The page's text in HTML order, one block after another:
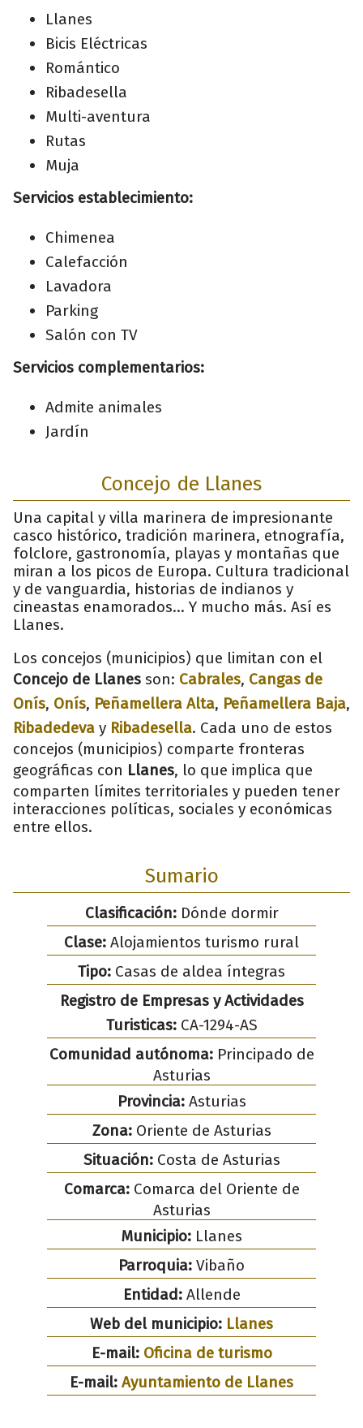
Llanes
Bicis Eléctricas
Romántico
Ribadesella
Multi-aventura
Rutas
Muja
Servicios establecimiento:
Chimenea
Calefacción
Lavadora
Parking
Salón con TV
Servicios complementarios:
Admite animales
Jardín
Concejo de Llanes
Una capital y villa marinera de impresionante
casco histórico, tradición marinera, etnografía,
folclore, gastronomía, playas y montañas que
miran a los picos de Europa. Cultura tradicional
y de vanguardia, historias de indianos y
cineastas enamorados... Y mucho más. Así es
Llanes.
Los concejos (municipios) que limitan con el
Concejo de Llanes son: Cabrales, Cangas de
Onís, Onís, Peñamellera Alta, Peñamellera Baja,
Ribadedeva y Ribadesella. Cada uno de estos
concejos (municipios) comparte fronteras
geográficas con Llanes, lo que implica que
comparten límites territoriales y pueden tener
interacciones políticas, sociales y económicas
entre ellos.
Sumario
Clasificación:Dónde dormir
Clase: Alojamientos turismo rural
Tipo: Casas de aldea íntegras
Registro de Empresas y Actividades
Turisticas:CA-1294-AS
Comunidad autónoma:Principado de
Asturias
Provincia:Asturias
Zona:Oriente de Asturias
Situación:Costa de Asturias
Comarca:Comarca del Oriente de
Asturias
Municipio: Llanes
Parroquia: Vibaño
Entidad:Allende
Web del municipio: Llanes
E-mail: Oficina de turismo
E-mail: Ayuntamiento de Llanes